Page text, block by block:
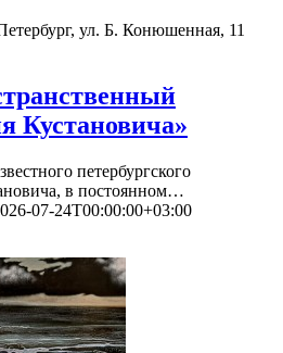
ул. Б. Конюшенная, 11
Кустановича»
петербургского
в постоянном…
07-24T00:00:00+03:00